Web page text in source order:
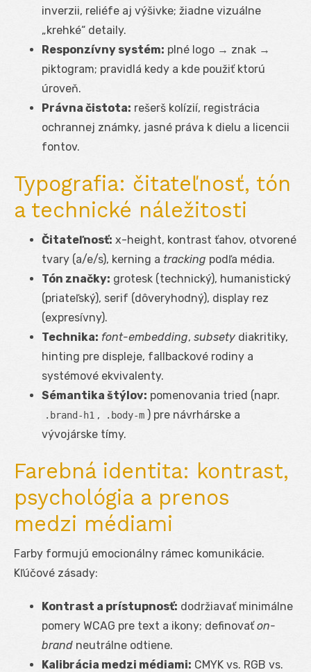
inverzii, reliéfe aj výšivke; žiadne vizuálne
„krehké“ detaily.
Responzívny systém: plné logo → znak →
piktogram; pravidlá kedy a kde použiť ktorú
úroveň.
Právna čistota: rešerš kolízií, registrácia
ochrannej známky, jasné práva k dielu a licencii
fontov.
Typografia: čitateľnosť, tón
a technické náležitosti
Čitateľnosť: x-height, kontrast ťahov, otvorené
tvary (a/e/s), kerning a tracking podľa média.
Tón značky: grotesk (technický), humanistický
(priateľský), serif (dôveryhodný), display rez
(expresívny).
Technika: font-embedding, subsety diakritiky,
hinting pre displeje, fallbackové rodiny a
systémové ekvivalenty.
Sémantika štýlov: pomenovania tried (napr.
.brand-h1 , .body-m ) pre návrhárske a
vývojárske tímy.
Farebná identita: kontrast,
psychológia a prenos
medzi médiami
Farby formujú emocionálny rámec komunikácie.
Kľúčové zásady:
Kontrast a prístupnosť: dodržiavať minimálne
pomery WCAG pre text a ikony; definovaťon-
brand neutrálne odtiene.
Kalibrácia medzi médiami: CMYK vs. RGB vs.